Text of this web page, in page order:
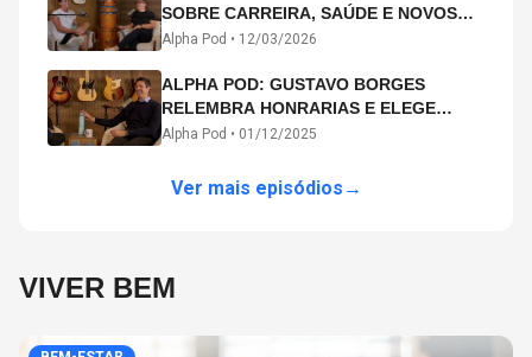
SOBRE CARREIRA, SAÚDE E NOVOS
CAMINHOS ARTÍSTICOS NO ALPHA
Alpha Pod • 12/03/2026
ALPHA POD: GUSTAVO BORGES
RELEMBRA HONRARIAS E ELEGE
MICHAEL PHELPS O MAIOR ATLETA DA
Alpha Pod • 01/12/2025
Ver mais episódios →
VIVER BEM